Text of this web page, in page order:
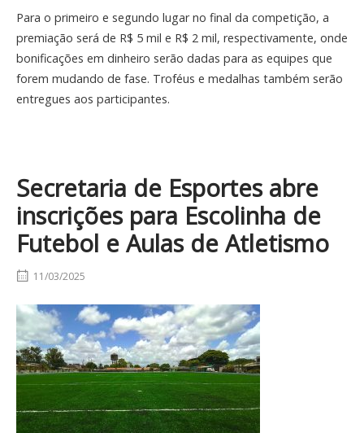
Para o primeiro e segundo lugar no final da competição, a
premiação será de R$ 5 mil e R$ 2 mil, respectivamente, onde
bonificações em dinheiro serão dadas para as equipes que
forem mudando de fase. Troféus e medalhas também serão
entregues aos participantes.
Secretaria de Esportes abre
inscrições para Escolinha de
Futebol e Aulas de Atletismo
11/03/2025